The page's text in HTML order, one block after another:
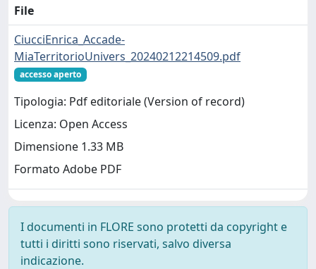
File
CiucciEnrica_Accade-
MiaTerritorioUnivers_20240212214509.pdf
accesso aperto
Tipologia: Pdf editoriale (Version of record)
Licenza: Open Access
Dimensione 1.33 MB
Formato Adobe PDF
I documenti in FLORE sono protetti da copyright e
tutti i diritti sono riservati, salvo diversa
indicazione.